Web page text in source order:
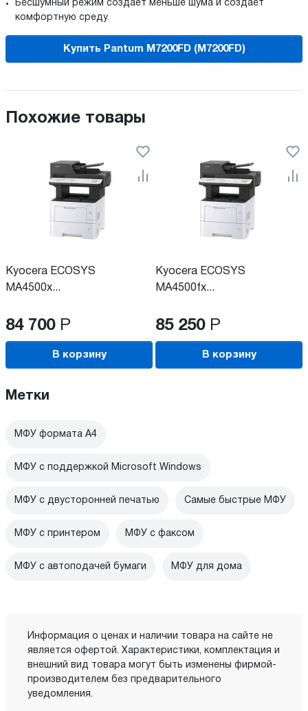
Бесшумный режим создает меньше шума и создает
комфортную среду.
Купить Pantum M7200FD (M7200FD)
Похожие товары
Kyocera ECOSYS
MA4500x...
84 700 Р
В корзину
Kyocera ECOSYS
MA4500fx...
85 250 Р
В корзину
Метки
МФУ формата А4
МФУ с поддержкой Microsoft Windows
МФУ с двусторонней печатью Самые быстрые МФУ
МФУ с принтером МФУ с факсом
МФУ с автоподачей бумаги МФУ для дома
Информация о ценах и наличии товара на сайте не
является офертой. Характеристики, комплектация и
внешний вид товара могут быть изменены фирмой-
производителем без предварительного
уведомления.